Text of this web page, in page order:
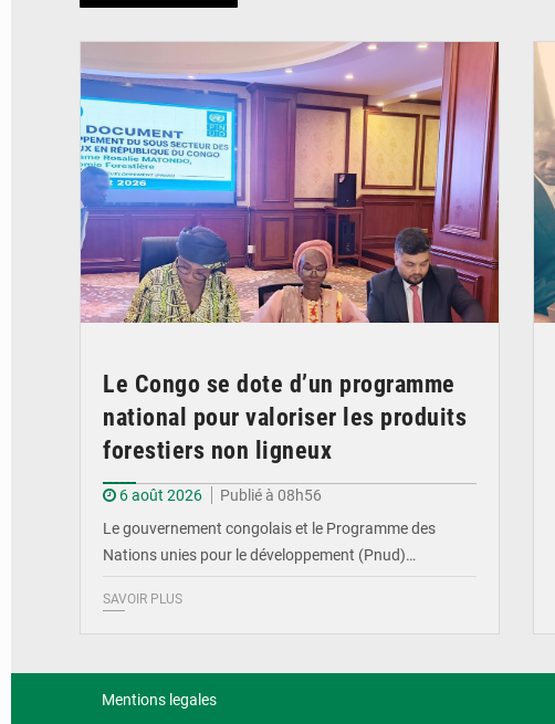
Le Congo se dote d’un programme
national pour valoriser les produits
forestiers non ligneux
6 août 2026
Publié à 08h56
Le gouvernement congolais et le Programme des
Nations unies pour le développement (Pnud)…
SAVOIR PLUS
Mentions legales